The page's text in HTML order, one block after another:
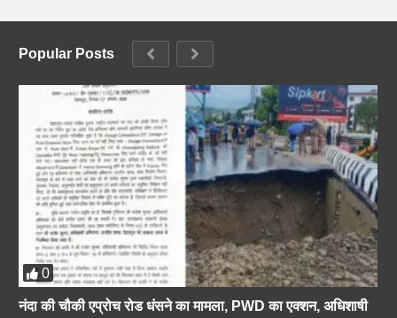
Popular Posts
0
नंदा की चौकी एप्रोच रोड धंसने का मामला, PWD का एक्शन, अधिशाषी